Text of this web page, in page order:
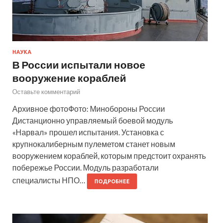
НАУКА
В России испытали новое
вооружение кораблей
Оставьте комментарий
Архивное фотоФото: Минобороны России
Дистанционно управляемый боевой модуль
«Нарвал» прошел испытания. Установка с
крупнокалиберным пулеметом станет новым
вооружением кораблей, которым предстоит охранять
побережье России. Модуль разработали
специалисты НПО…
ПОДРОБНЕЕ